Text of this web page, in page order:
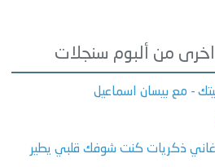
اخرى من ألبوم سنجلات
- مع بيسان اسماعيل
ذكريات كنت شوفك قلبي يطير